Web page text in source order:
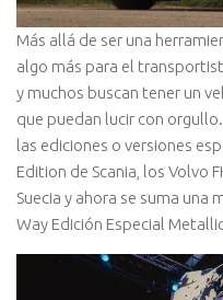
Más allá de ser una
algo más para el
y muchos buscan tener un
que puedan lucir con
las ediciones o versiones
Edition de Scania, los Volvo
Suecia y ahora se suma una
Way Edición Especial